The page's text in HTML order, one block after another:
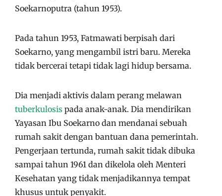
Soekarnoputra (tahun 1953).
Pada tahun 1953, Fatmawati berpisah dari
Soekarno, yang mengambil istri baru. Mereka
tidak bercerai tetapi tidak lagi hidup bersama.
Dia menjadi aktivis dalam perang melawan
tuberkulosis pada anak-anak. Dia mendirikan
Yayasan Ibu Soekarno dan mendanai sebuah
rumah sakit dengan bantuan dana pemerintah.
Pengerjaan tertunda, rumah sakit tidak dibuka
sampai tahun 1961 dan dikelola oleh Menteri
Kesehatan yang tidak menjadikannya tempat
khusus untuk penyakit.